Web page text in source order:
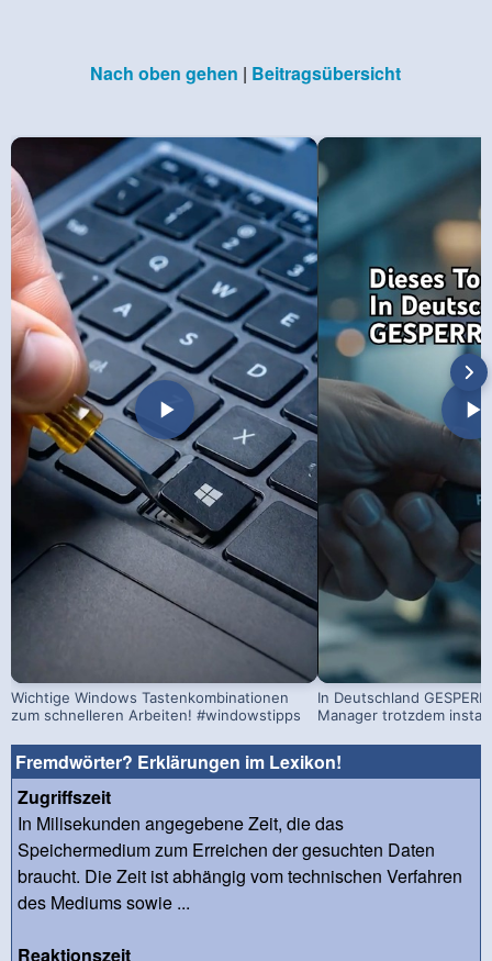
Nach oben gehen | Beitragsübersicht
Wichtige Windows Tastenkombinationen
zum schnelleren Arbeiten! #windowstipps
In Deutschland
Manager trotzdem
Fremdwörter? Erklärungen im Lexikon!
Zugriffszeit
In Milisekunden angegebene Zeit, die das
Speichermedium zum Erreichen der gesuchten Daten
braucht. Die Zeit ist abhängig vom technischen Verfahren
des Mediums sowie ...
Reaktionszeit